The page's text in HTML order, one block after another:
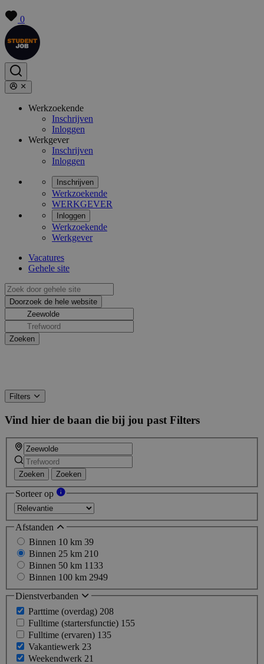
0
Werkzoekende
Inschrijven
Inloggen
Werkgever
Inschrijven
Inloggen
Inschrijven
Werkzoekende
WERKGEVER
Inloggen
Werkzoekende
Werkgever
Vacatures
Gehele site
Filters
Vind hier de baan die bij jou past Filters
Zoeken Zoeken
Sorteer op
Afstanden
Binnen 10 km 39
Binnen 25 km 210
Binnen 50 km 1133
Binnen 100 km 2949
Dienstverbanden
Parttime (overdag) 208
Fulltime (startersfunctie) 155
Fulltime (ervaren) 135
Vakantiewerk 23
Weekendwerk 21